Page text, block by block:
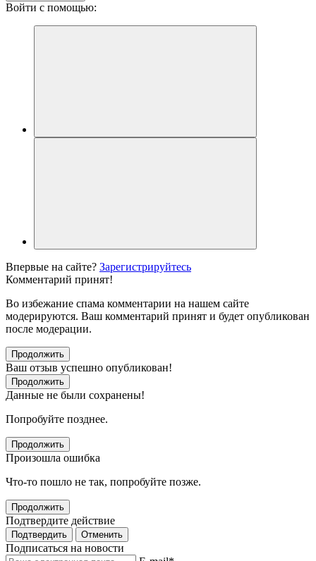
Войти с помощью:
Впервые на сайте? Зарегистрируйтесь
Комментарий принят!
Во избежание спама комментарии на нашем сайте
модерируются. Ваш комментарий принят и будет опубликован
после модерации.
Продолжить
Ваш отзыв успешно опубликован!
Продолжить
Данные не были сохранены!
Попробуйте позднее.
Продолжить
Произошла ошибка
Что-то пошло не так, попробуйте позже.
Продолжить
Подтвердите действие
Подтвердить Отменить
Подписаться на новости